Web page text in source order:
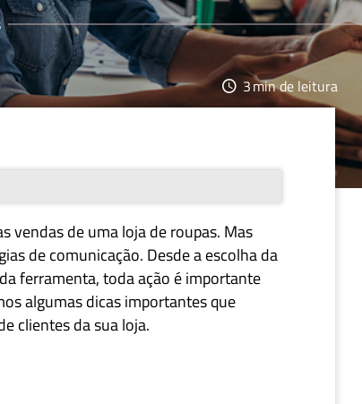
3min de leitura
vendas de uma loja de roupas. Mas
de comunicação. Desde a escolha da
ferramenta, toda ação é importante
algumas dicas importantes que
clientes da sua loja.